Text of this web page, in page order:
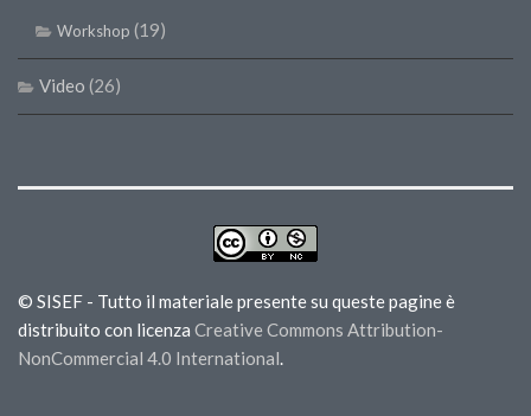
Workshop (19)
Video (26)
© SISEF - Tutto il materiale presente su queste pagine è
distribuito con licenza Creative Commons Attribution-
NonCommercial 4.0 International.